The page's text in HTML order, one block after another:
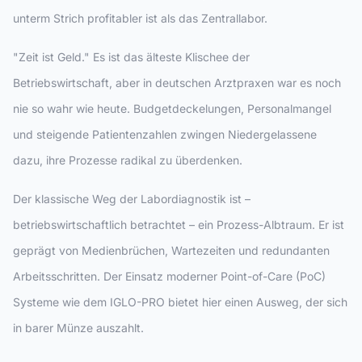
unterm Strich profitabler ist als das Zentrallabor.
"Zeit ist Geld." Es ist das älteste Klischee der
Betriebswirtschaft, aber in deutschen Arztpraxen war es noch
nie so wahr wie heute. Budgetdeckelungen, Personalmangel
und steigende Patientenzahlen zwingen Niedergelassene
dazu, ihre Prozesse radikal zu überdenken.
Der klassische Weg der Labordiagnostik ist –
betriebswirtschaftlich betrachtet – ein Prozess-Albtraum. Er ist
geprägt von Medienbrüchen, Wartezeiten und redundanten
Arbeitsschritten. Der Einsatz moderner Point-of-Care (PoC)
Systeme wie dem IGLO-PRO bietet hier einen Ausweg, der sich
in barer Münze auszahlt.